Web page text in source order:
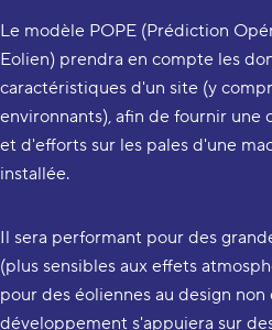
Le modèle POPE (Prédiction
Eolien) prendra en compte les
caractéristiques d'un site (y
environnants), afin de fournir une
et d'efforts sur les pales d'une
installée.
Il sera performant pour des
(plus sensibles aux effets
pour des éoliennes au design non
développement s'appuiera sur